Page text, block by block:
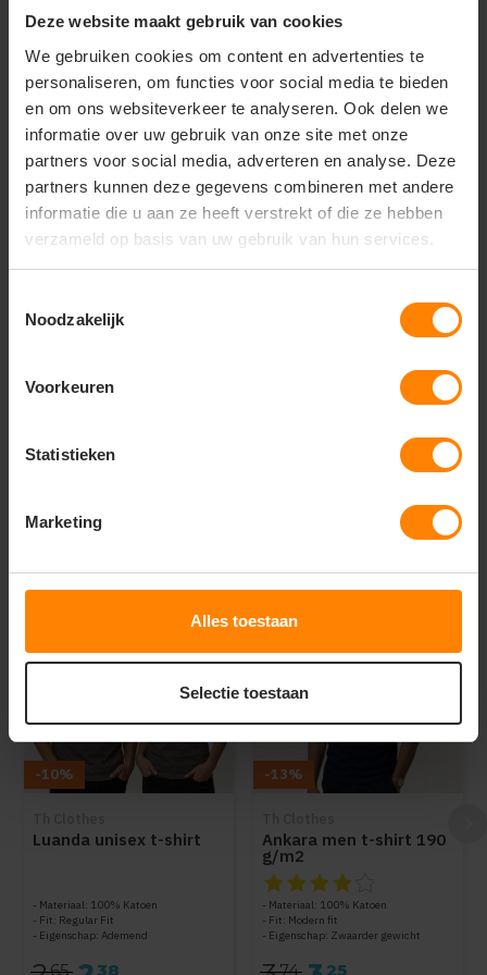
Deze website maakt gebruik van cookies
We gebruiken cookies om content en advertenties te
personaliseren, om functies voor social media te bieden
en om ons websiteverkeer te analyseren. Ook delen we
informatie over uw gebruik van onze site met onze
partners voor social media, adverteren en analyse. Deze
partners kunnen deze gegevens combineren met andere
informatie die u aan ze heeft verstrekt of die ze hebben
verzameld op basis van uw gebruik van hun services.
Noodzakelijk
Voorkeuren
Statistieken
Marketing
Alles toestaan
Selectie toestaan
• Stofgewicht: 150 g/m²
• Voorgevormde klep
• 2 ventilatieopeningen
• Verstelbaar met klittenband
• Licht en comfortabel
• Geschikt voor bedrukking
Vragen? Neem contact
call +31(0)418 511 972
mail info@jobopromotions.nl
Provincialeweg 59 - Velddriel
Dit vind je misschien ook leuk
Items van productcarrousel
-10%
Luanda unisex t-shirt
Materiaal: 100% Katoen
Fit: Regular Fit
Eigenschap: Ademend
65 38
-13%
Ankara men t-shirt 190
g/m2
De beoordeling van dit
Materiaal: 100% Katoen
Fit: Modern fit
Eigenschap: Zwaarder gewicht
74 25